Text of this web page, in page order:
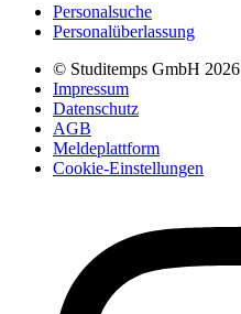
Personalsuche
Personalüberlassung
© Studitemps GmbH 2026
Impressum
Datenschutz
AGB
Meldeplattform
Cookie-Einstellungen